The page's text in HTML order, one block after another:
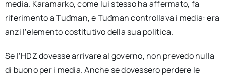
media. Karamarko, come lui stesso ha affermato, fa
riferimento a Tuđman, e Tuđman controllava i media: era
anzi l’elemento costitutivo della sua politica.
Se l’HDZ dovesse arrivare al governo, non prevedo nulla
di buono per i media. Anche se dovessero perdere le